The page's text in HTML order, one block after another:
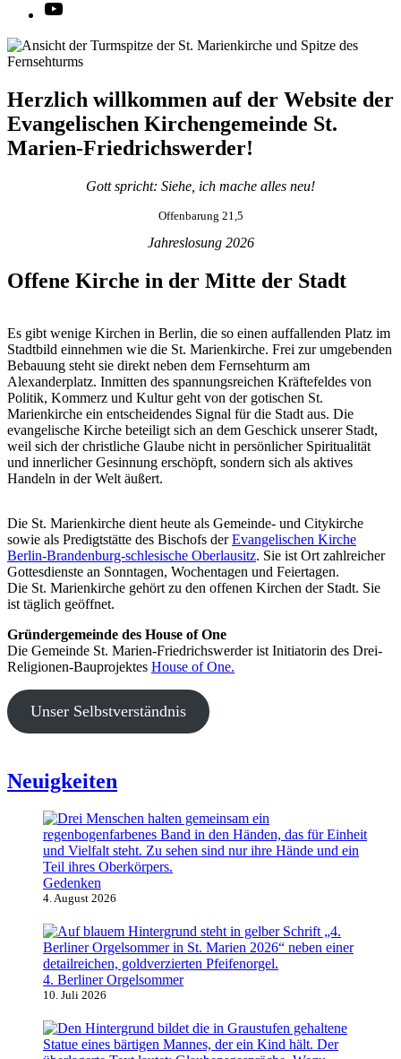
Herzlich willkommen auf der Website der
Evangelischen Kirchengemeinde St.
Marien-Friedrichswerder!
Gott spricht: Siehe, ich mache alles neu!
Offenbarung 21,5
Jahreslosung 2026
Offene Kirche in der Mitte der Stadt
Es gibt wenige Kirchen in Berlin, die so einen auffallenden Platz im
Stadtbild einnehmen wie die St. Marienkirche. Frei zur umgebenden
Bebauung steht sie direkt neben dem Fernsehturm am
Alexanderplatz. Inmitten des spannungsreichen Kräftefeldes von
Politik, Kommerz und Kultur geht von der gotischen St.
Marienkirche ein entscheidendes Signal für die Stadt aus. Die
evangelische Kirche beteiligt sich an dem Geschick unserer Stadt,
weil sich der christliche Glaube nicht in persönlicher Spiritualität
und innerlicher Gesinnung erschöpft, sondern sich als aktives
Handeln in der Welt äußert.
Die St. Marienkirche dient heute als Gemeinde- und Citykirche
sowie als Predigtstätte des Bischofs derEvangelischen Kirche
Berlin-Brandenburg-schlesische Oberlausitz. Sie ist Ort zahlreicher
Gottesdienste an Sonntagen, Wochentagen und Feiertagen.
Die St. Marienkirche gehört zu den offenen Kirchen der Stadt. Sie
ist täglich geöffnet.
Gründergemeinde des House of One
Die Gemeinde St. Marien-Friedrichswerder ist Initiatorin des Drei-
Religionen-Bauprojektes House of One.
Unser Selbstverständnis
Neuigkeiten
Gedenken
4. August 2026
4. Berliner Orgelsommer
10. Juli 2026